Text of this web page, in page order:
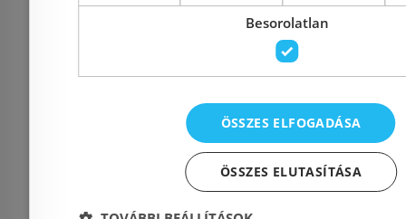
Kosárba
315 602 Ft
Rendelésre
Besorolatlan
ÖSSZES ELFOGADÁSA
ÖSSZES ELUTASÍTÁSA